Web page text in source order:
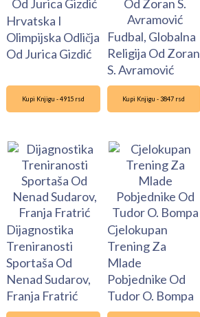
Hrvatska I
Olimpijska Odličja
Od Jurica Gizdić
Fudbal, Globalna
Religija Od Zoran
S. Avramović
Kupi Knjigu - 4915 rsd
Dijagnostika
Treniranosti
Sportaša Od
Nenad Sudarov,
Franja Fratrić
Kupi Knjigu - 3847 rsd
Cjelokupan
Trening Za
Mlade
Pobjednike Od
Tudor O. Bompa